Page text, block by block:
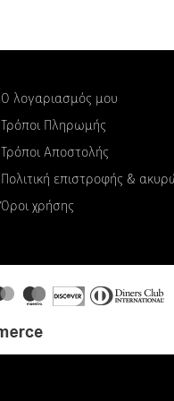
Ο λογαριασμός μου
Τρόποι Πληρωμής
Τρόποι Αποστολής
Πολιτική επιστροφής &
Όροι χρήσης